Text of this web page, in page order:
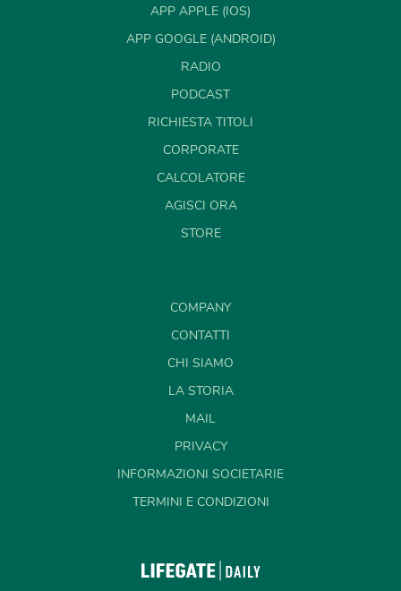
APP APPLE (IOS)
APP GOOGLE (ANDROID)
RADIO
PODCAST
RICHIESTA TITOLI
CORPORATE
CALCOLATORE
AGISCI ORA
STORE
COMPANY
CONTATTI
CHI SIAMO
LA STORIA
MAIL
PRIVACY
INFORMAZIONI SOCIETARIE
TERMINI E CONDIZIONI